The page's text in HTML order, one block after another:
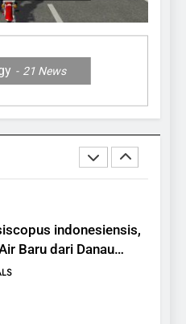
21 News
Memukau dari
Si Antelop
indonesiensis,
Baru dari Danau